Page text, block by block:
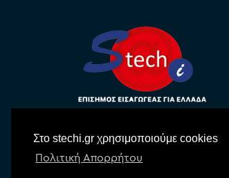
Στο stechi.gr χρησιμοποιούμε cookies
Πολιτική Απορρήτου